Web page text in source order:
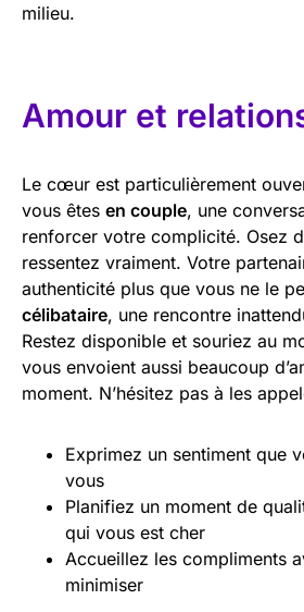
milieu.
Amour et
Le cœur est particulièrement
vous êtes en couple, une
renforcer votre complicité. Osez
ressentez vraiment. Votre
authenticité plus que vous ne le
célibataire, une rencontre
Restez disponible et souriez au
vous envoient aussi beaucoup
moment. N’hésitez pas à les
Exprimez un sentiment que
vous
Planifiez un moment de
qui vous est cher
Accueillez les compliments
minimiser